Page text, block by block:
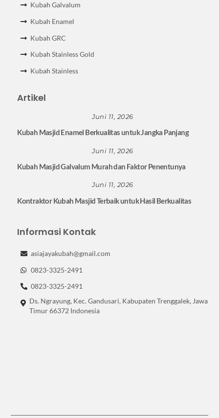
Kubah Galvalum
Kubah Enamel
Kubah GRC
Kubah Stainless Gold
Kubah Stainless
Artikel
Juni 11, 2026
Kubah Masjid Enamel Berkualitas untuk Jangka Panjang
Juni 11, 2026
Kubah Masjid Galvalum Murah dan Faktor Penentunya
Juni 11, 2026
Kontraktor Kubah Masjid Terbaik untuk Hasil Berkualitas
Informasi Kontak
asiajayakubah@gmail.com
0823-3325-2491
0823-3325-2491
Ds. Ngrayung, Kec. Gandusari, Kabupaten Trenggalek, Jawa
Timur 66372 Indonesia